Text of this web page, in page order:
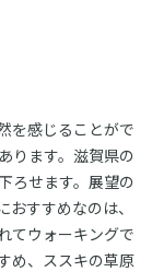
を感じることがで
ります。滋賀県の
ろせます。展望の
すすめなのは、
てウォーキングで
め、ススキの草原